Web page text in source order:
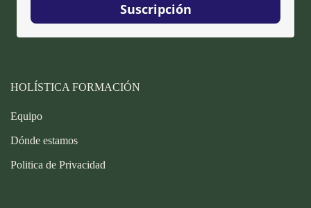
Suscripción
HOLÍSTICA FORMACIÓN
Equipo
Dónde estamos
Politica de Privacidad